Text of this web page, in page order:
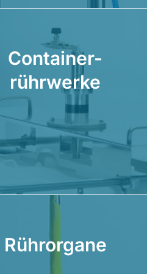
Container-
rührwerke
Rührorgane